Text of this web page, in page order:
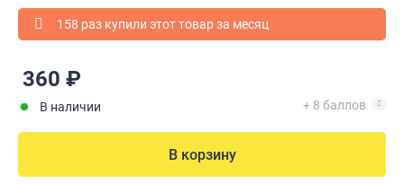
158 раз купили этот товар за месяц
360 ₽
В наличии + 8 баллов
В корзину